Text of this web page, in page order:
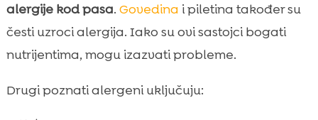
alergije kod pasa. Govedina i piletina također su
česti uzroci alergija. Iako su ovi sastojci bogati
nutrijentima, mogu izazvati probleme.
Drugi poznati alergeni uključuju: